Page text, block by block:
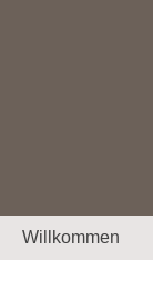
Willkommen